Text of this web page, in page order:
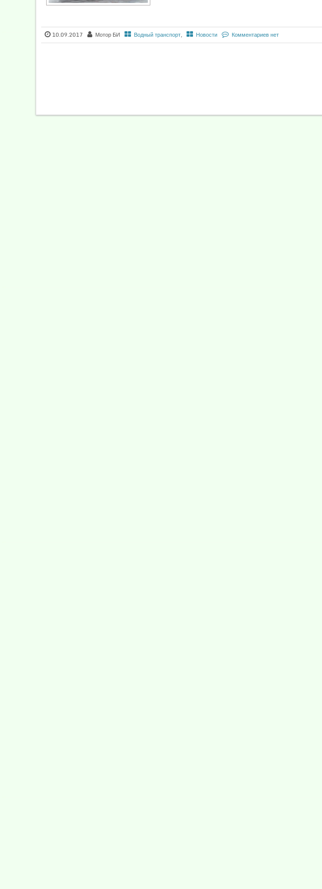
10.09.2017 Мотор БИ Водный транспорт, Новости Комментариев нет